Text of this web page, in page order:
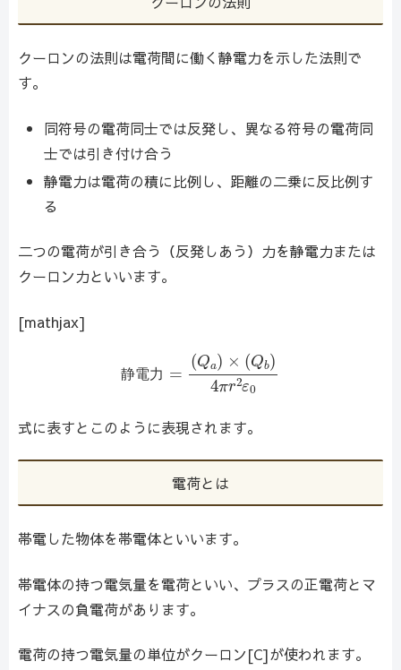
クーロンの法則は電荷間に働く静電力を示した法則で
す。
同符号の電荷同士では反発し、異なる符号の電荷同
士では引き付け合う
静電力は電荷の積に比例し、距離の二乗に反比例す
る
二つの電荷が引き合う（反発しあう）力を静電力または
クーロン力といいます。
[mathjax]
静 電 力
a)×( Q b) 4πr2
式に表すとこのように表現されます。
電荷とは
帯電した物体を帯電体といいます。
帯電体の持つ電気量を電荷といい、プラスの正電荷とマ
イナスの負電荷があります。
電荷の持つ電気量の単位がクーロン[C]が使われます。